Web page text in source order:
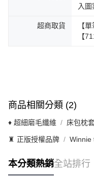
入
超商取貨
【
【
商品相關分類 (2)
♦ 超細磨毛纖維 床包枕
♜ 正版授權品牌 Winnie
本分類熱銷全站排行